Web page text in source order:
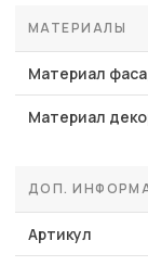
МАТЕРИАЛЫ
Материал
Материал
ДОП.
Артикул